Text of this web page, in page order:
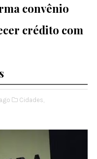
convênio
crédito com
Cidades,